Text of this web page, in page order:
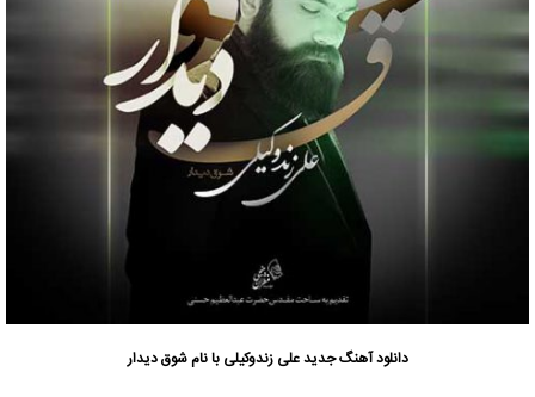
دانلود آهنگ جدیدعلی زندوکیلی با نام شوق دیدار